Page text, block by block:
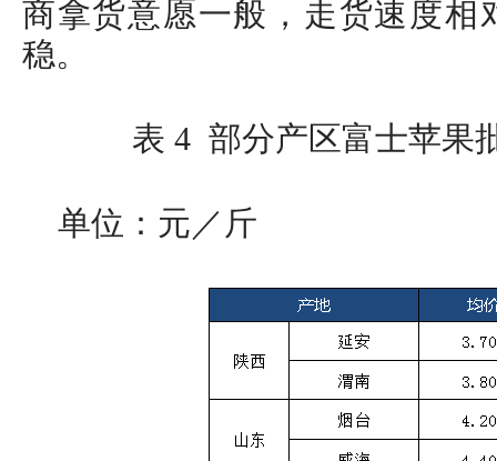
商拿货意愿一般，走货速度相
稳。
表 4 部分产区富士苹果
单位：元／斤